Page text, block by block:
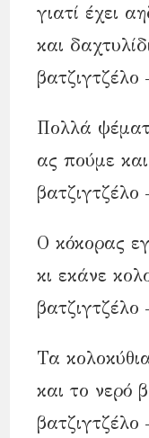
γιατί έχει
και
βατζιγτζέλο
Πολλά
ας πούμε
βατζιγτζέλο
Ο κόκορας
κι εκάνε
βατζιγτζέλο
Τα
και το νερό
βατζιγτζέλο